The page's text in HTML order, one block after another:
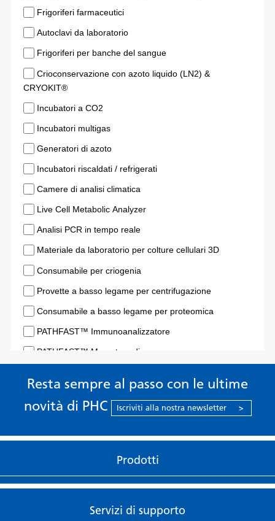
Resta sempre al passo con le ultime
novità di PHC
Iscriviti alla nostra newsletter >
Prodotti
Servizi di supporto